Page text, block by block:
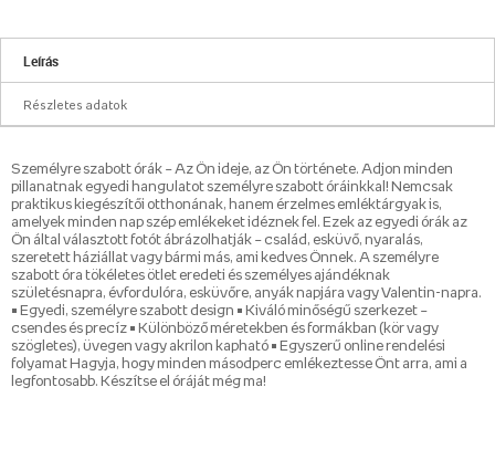
Leírás
Részletes adatok
Személyre szabott órák – Az Ön ideje, az Ön története. Adjon minden
pillanatnak egyedi hangulatot személyre szabott óráinkkal! Nemcsak
praktikus kiegészítői otthonának, hanem érzelmes emléktárgyak is,
amelyek minden nap szép emlékeket idéznek fel. Ezek az egyedi órák az
Ön által választott fotót ábrázolhatják – család, esküvő, nyaralás,
szeretett háziállat vagy bármi más, ami kedves Önnek. A személyre
szabott óra tökéletes ötlet eredeti és személyes ajándéknak
születésnapra, évfordulóra, esküvőre, anyák napjára vagy Valentin-napra.
• Egyedi, személyre szabott design • Kiváló minőségű szerkezet –
csendes és precíz • Különböző méretekben és formákban (kör vagy
szögletes), üvegen vagy akrilon kapható • Egyszerű online rendelési
folyamat Hagyja, hogy minden másodperc emlékeztesse Önt arra, ami a
legfontosabb. Készítse el óráját még ma!